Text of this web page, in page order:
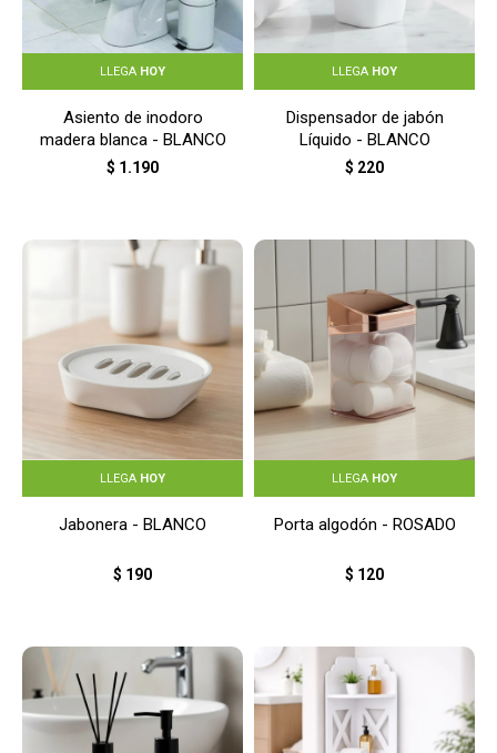
LLEGA HOY
Asiento de inodoro
madera blanca - BLANCO
$ 1.190
LLEGA HOY
Dispensador de jabón
Líquido - BLANCO
$ 220
LLEGA HOY
Jabonera - BLANCO
$ 190
LLEGA HOY
Porta algodón - ROSADO
$ 120